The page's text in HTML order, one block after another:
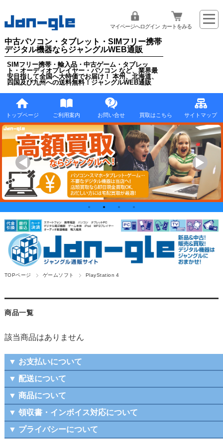
中古パソコン・タブレット・SIMフリー携帯
デジタル機器ならジャングルWEB通販
SIMフリー携帯・輸入品・中古ゲーム・タブレッ
ト・オーディオプレイヤー・パソコン など、業界最
安目指して全国へ大特価でお届け！ 本州、北海道、
四国及び九州への送料無料！ジャングルWEB通販
マイページへログイン カートをみる
トップページ ご利用案内 お問い合せ 買取はこちら サイトマップ
TOPページ ゲームソフト PlayStation 4
商品一覧
該当商品はありません
▼ お支払いについて
▼ 配送について
▼ 商品について
▼ 領収書・インボイス対応について
▼ プライバシーについて